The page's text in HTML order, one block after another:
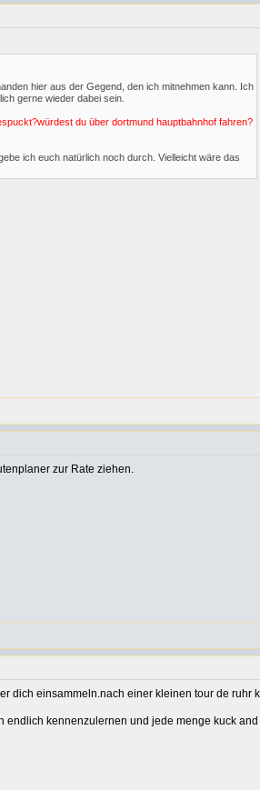
hier aus der Gegend, den ich mitnehmen kann. Ich
gerne wieder dabei sein.
du über dortmund hauptbahnhof fahren?
ich euch natürlich noch durch. Vielleicht wäre das
zur Rate ziehen.
dich einsammeln.nach einer kleinen tour de ruhr
endlich kennenzulernen und jede menge kuck